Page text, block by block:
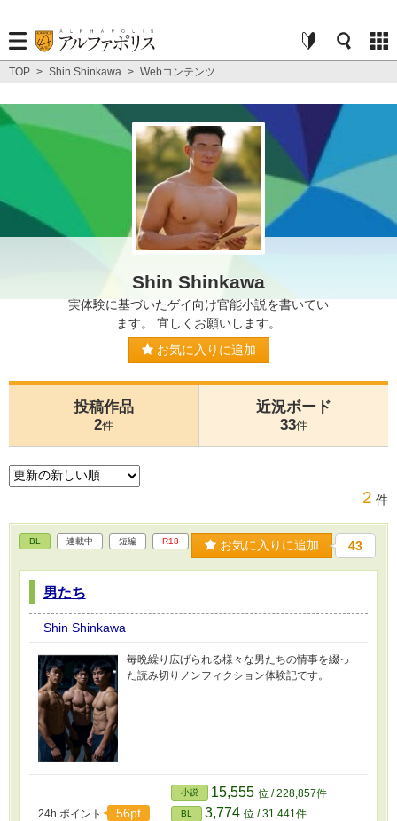
TOP > Shin Shinkawa > Webコンテンツ
Shin Shinkawa
実体験に基づいたゲイ向け官能小説を書いてい
ます。 宜しくお願いします。
お気に入りに追加
投稿作品
2件
近況ボード
33件
2 件
BL 連載中 短編 R18 お気に入りに追加 43
男たち
Shin Shinkawa
毎晩繰り広げられる様々な男たちの情事を綴っ
た読み切りノンフィクション体験記です。
24h.ポイント 56pt
小説 15,555 位 / 228,857件
BL 3,774 位 / 31,441件